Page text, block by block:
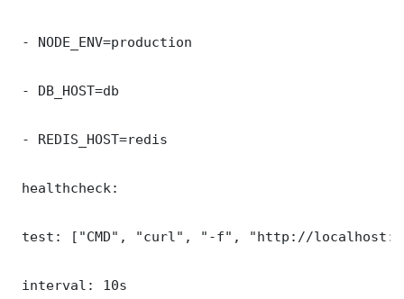
- NODE_ENV=production
- DB_HOST=db
- REDIS_HOST=redis
healthcheck:
test: ["CMD", "curl", "-f", "http://
interval: 10s